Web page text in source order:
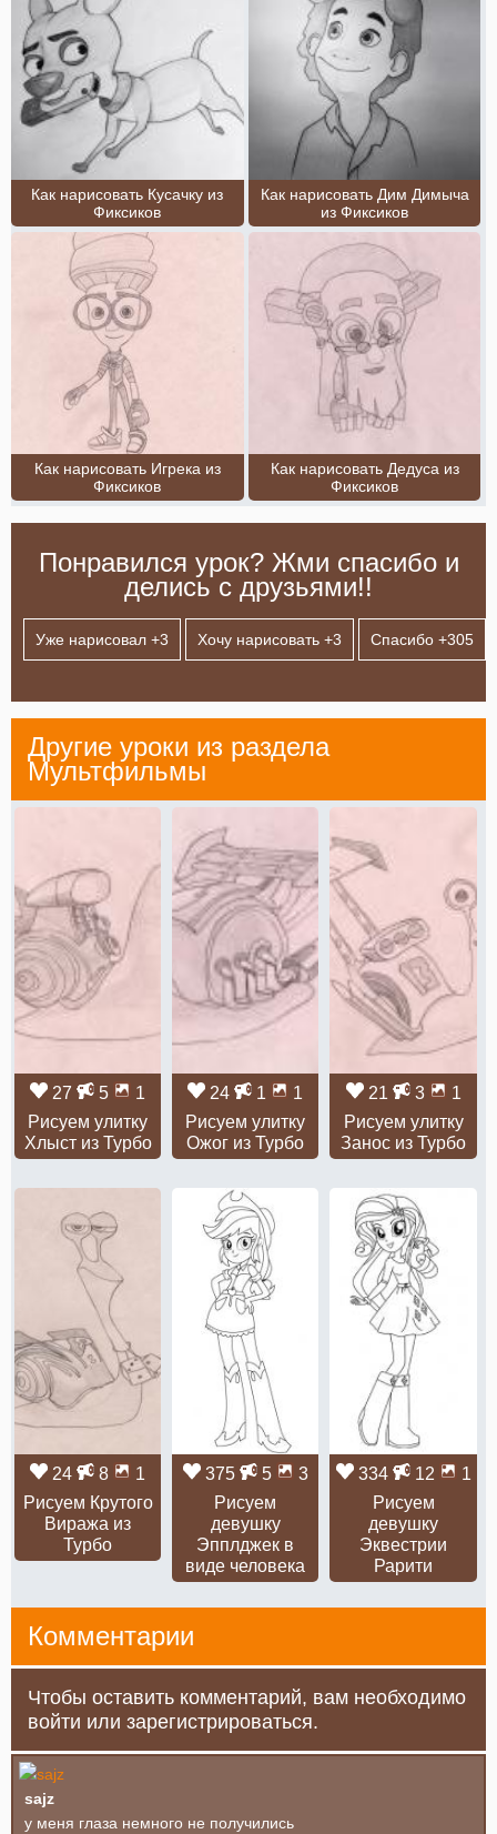
Как нарисовать Кусачку из
Фиксиков
Как нарисовать Дим Димыча
из Фиксиков
Как нарисовать Игрека из
Фиксиков
Как нарисовать Дедуса из
Фиксиков
Понравился урок? Жми спасибо и
делись с друзьями!!
Уже нарисовал +3 Хочу нарисовать +3 Спасибо +305
Другие уроки из раздела
Мультфильмы
27 5
1
Рисуем улитку
Хлыст из Турбо
24 1
1
Рисуем улитку
Ожог из Турбо
21 3
1
Рисуем улитку
Занос из Турбо
24 8
1
Рисуем Крутого
Виража из
Турбо
375 5
3
Рисуем
девушку
Эпплджек в
виде человека
334 12
1
Рисуем
девушку
Эквестрии
Рарити
Комментарии
Чтобы оставить комментарий, вам необходимо
войти или зарегистрироваться.
sajz
у меня глаза немного не получились